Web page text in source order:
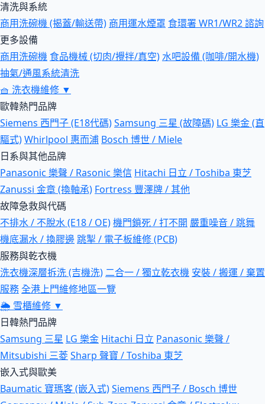
清洗與系統
商用洗碗機 (揭蓋/輸送帶) 商用運水煙罩 食環署 WR1/WR2 諮詢
更多設備
商用洗碗機 食品機械 (切肉/攪拌/真空)水吧設備 (咖啡/開水機)
抽氣/通風系統清洗
🧺 洗衣機維修 ▼
歐韓熱門品牌
Siemens 西門子 (E18代碼)Samsung 三星 (故障碼) LG 樂金 (直
驅式)Whirlpool 惠而浦 Bosch 博世 / Miele
日系與其他品牌
Panasonic 樂聲 / Rasonic 樂信 Hitachi 日立 / Toshiba 東芝
Zanussi 金章 (換軸承) Fortress 豐澤牌 / 其他
故障急救與代碼
不排水 / 不脫水 (E18 / OE)機門鎖死 / 打不開 嚴重噪音 / 跳舞
機底漏水 / 換膠邊跳掣 / 電子板維修 (PCB)
服務與乾衣機
洗衣機深層拆洗 (吉機洗) 二合一 / 獨立乾衣機 安裝 / 搬運 / 棄置
服務全港上門維修地區一覽
🌦 雪櫃維修 ▼
日韓熱門品牌
Samsung 三星 LG 樂金 Hitachi 日立 Panasonic 樂聲 /
Mitsubishi 三菱Sharp 聲寶 / Toshiba 東芝
嵌入式與歐美
Baumatic 寶瑪客 (嵌入式)Siemens 西門子 / Bosch 博世